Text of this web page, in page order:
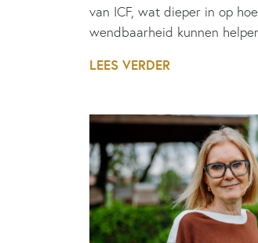
van ICF, wat dieper in op
wendbaarheid kunnen
LEES VERDER